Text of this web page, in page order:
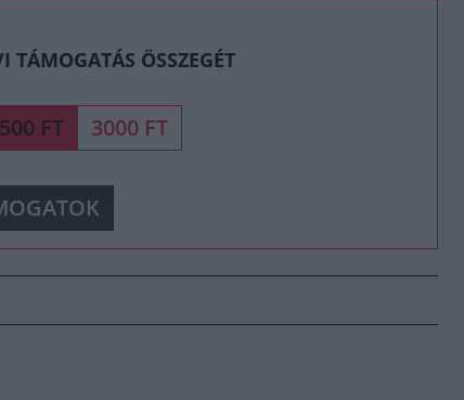
TÁMOGATÁS ÖSSZEGÉT
FT 3000 FT